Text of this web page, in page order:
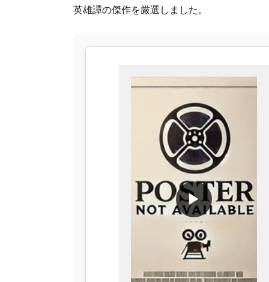
英雄譚の傑作を厳選しました。
▶